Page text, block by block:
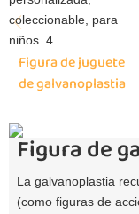
Figura de juguete
de galvanoplastia
Figura de
La galvanoplastia
(como figuras de